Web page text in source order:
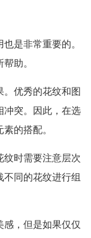
是非常重要的。
助。
优秀的花纹和图
冲突。因此，在选
的搭配。
纹时需要注意层次
同的花纹进行组
感，但是如果仅仅